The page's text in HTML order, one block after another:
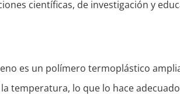
científicas, de investigación y
es un polímero termoplástico
temperatura, lo que lo hace